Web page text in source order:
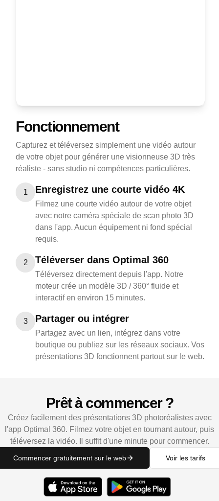
Fonctionnement
Capturez et téléversez simplement une vidéo autour
de votre objet pour générer une visionneuse 3D très
réaliste - sans studio ni compétences particulières.
1 Enregistrez une courte vidéo 4K
Filmez une courte vidéo autour de votre objet
avec notre caméra spéciale de scan photo 3D
dans l'app. Aucun équipement ni fond spécial
requis.
2 Téléverser dans Optimal 360
Téléversez directement depuis l'app. Notre
moteur crée un modèle 3D / 360° fluide et
interactif en environ 15 minutes.
3 Partager ou intégrer
Partagez avec un lien, intégrez dans votre
boutique ou publiez sur les réseaux sociaux. Vos
présentations 3D fonctionnent partout sur le web.
Prêt à commencer ?
Créez facilement des présentations 3D photoréalistes avec
l'app Optimal 360. Filmez votre objet en tournant autour, puis
téléversez la vidéo. Il suffit d'une minute pour commencer.
Commencer gratuitement sur le web Voir les tarifs